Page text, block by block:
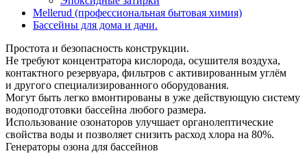
Mellerud (профессиональная бытовая химия)
Бассейны для дома и дачи.
Простота и безопасность конструкции.
Не требуют концентратора кислорода, осушителя воздуха,
контактного резервуара, фильтров с активированным углём
и другого специализированного оборудования.
Могут быть легко вмонтированы в уже действующую систему
водоподготовки бассейна любого размера.
Использование озонаторов улучшает органолептические
свойства воды и позволяет снизить расход хлора на 80%.
Генераторы озона для бассейнов